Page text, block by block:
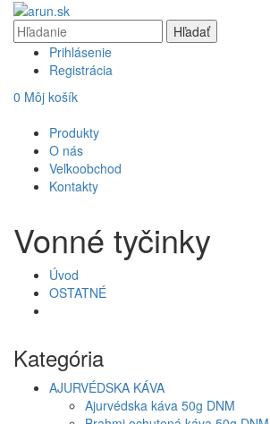
Prihlásenie
Registrácia
0 Môj košík
Produkty
O nás
Veľkoobchod
Kontakty
Vonné tyčinky
Úvod
OSTATNÉ
Kategória
AJURVÉDSKA KÁVA
Ajurvédska káva 50g DNM